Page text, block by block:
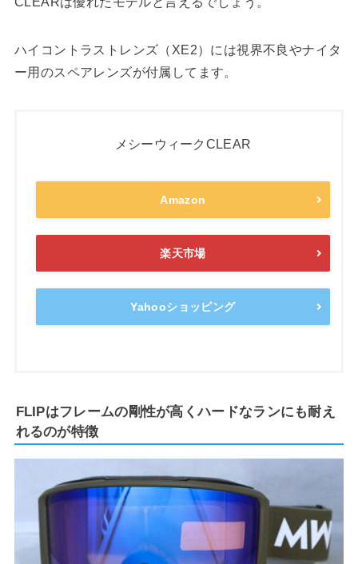
ハイコントラストレンズ（XE2）には視界不良やナイタ
ー用のスペアレンズが付属してます。
メシーウィークCLEAR
Amazon
楽天市場
Yahooショッピング
FLIPはフレームの剛性が高くハードなランにも耐え
れるのが特徴